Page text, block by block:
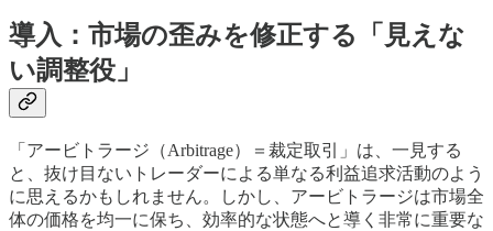
導入：市場の歪みを修正する「見えな
い調整役」
「アービトラージ（Arbitrage）＝裁定取引」は、一見する
と、抜け目ないトレーダーによる単なる利益追求活動のよう
に思えるかもしれません。しかし、アービトラージは市場全
体の価格を均一に保ち、効率的な状態へと導く非常に重要な